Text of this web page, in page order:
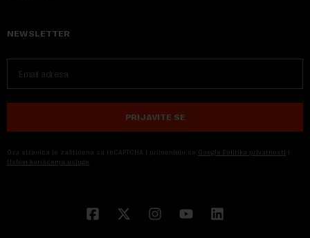
NEWSLETTER
PRIJAVITE SE
Ova stranica je zaštićena sa reCAPTCHA i primenjuju se Google Politika privatnosti i
Uslovi korišćenja usluge